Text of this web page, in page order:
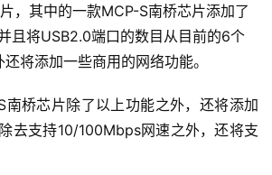
，其中的一款MCP-S南桥芯片添加了
且将USB2.0端口的数目从目前的6个
将添加一些商用的网络功能。
桥芯片除了以上功能之外，还将添加
去支持10/100Mbps网速之外，还将支